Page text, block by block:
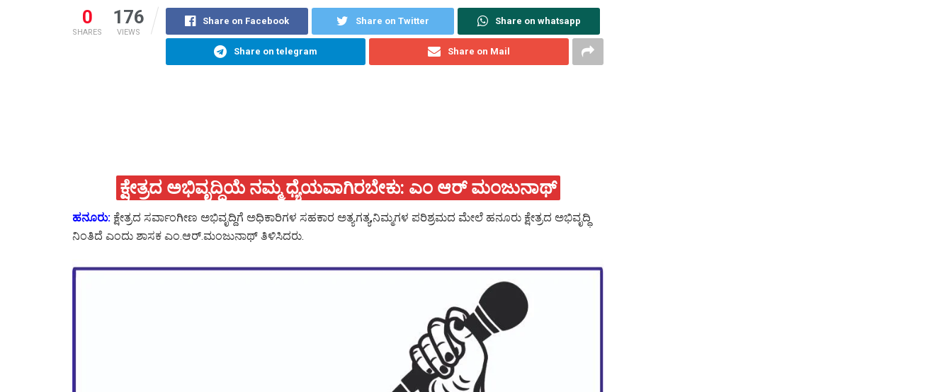
0
SHARES
176
VIEWS
Share on Facebook Share on Twitter Share on whatsapp
Share on telegram Share on Mail
ಕ್ಷೇತ್ರದ ಅಭಿವೃದ್ಧಿಯೆ ನಮ್ಮ ಧ್ಯೆಯವಾಗಿರಬೇಕು: ಎಂ ಆರ್‌ ಮಂಜುನಾಥ್
ಹನೂರು: ಕ್ಷೇತ್ರದ ಸರ್ವಾಂಗೀಣ ಅಭಿವೃದ್ದಿಗೆ ಅಧಿಕಾರಿಗಳ ಸಹಕಾರ ಅತ್ಯಗತ್ಯ,ನಿಮ್ಮಗಳ ಪರಿಶ್ರಮದ ಮೇಲೆ ಹನೂರು ಕ್ಷೇತ್ರದ ಅಭಿವೃದ್ಧಿ
ನಿಂತಿದೆ ಎಂದು ಶಾಸಕ ಎಂ.ಆರ್.ಮಂಜುನಾಥ್ ತಿಳಿಸಿದರು.